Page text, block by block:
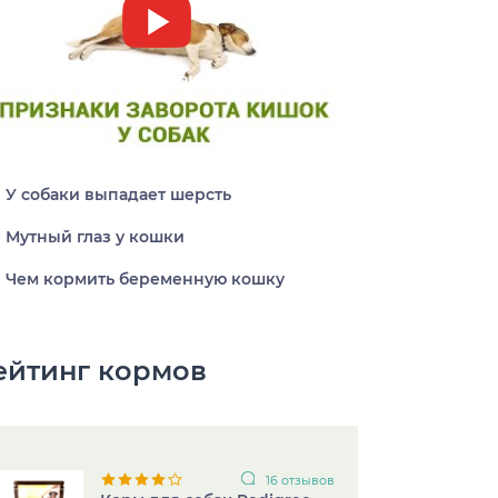
Заворот кишок у собак
У собаки выпадает шерсть
Мутный глаз у кошки
Чем кормить беременную кошку
кормов
16 отзывов